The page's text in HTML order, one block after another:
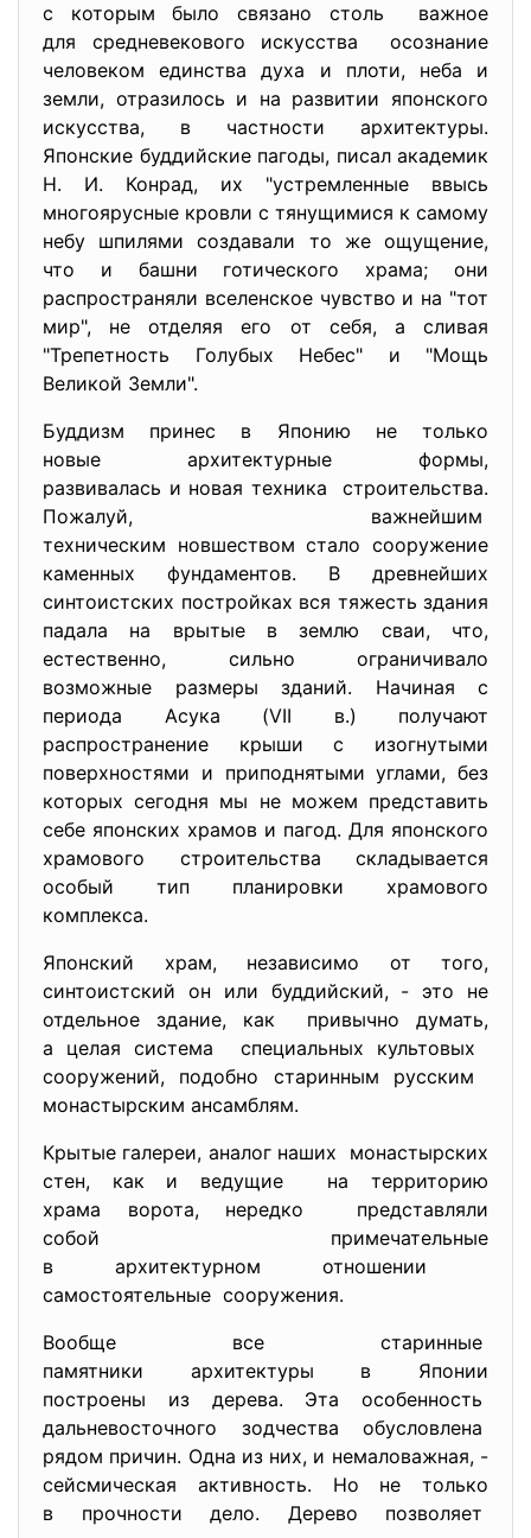
с которым было связано столь важное
для средневекового искусства осознание
человеком единства духа и плоти, неба и
земли, отразилось и на развитии японского
искусства, в частности архитектуры.
Японские буддийские пагоды, писал академик
Н. И. Конрад, их "устремленные ввысь
многоярусные кровли с тянущимися к самому
небу шпилями создавали то же ощущение,
что и башни готического храма; они
распространяли вселенское чувство и на "тот
мир", не отделяя его от себя, а сливая
"Трепетность Голубых Небес" и "Мощь
Великой Земли".
Буддизм принес в Японию не только
новые архитектурные формы,
развивалась и новая техника строительства.
Пожалуй, важнейшим
техническим новшеством стало сооружение
каменных фундаментов. В древнейших
синтоистских постройках вся тяжесть здания
падала на врытые в землю сваи, что,
естественно, сильно ограничивало
возможные размеры зданий. Начиная с
периода Асука (VII в.) получают
распространение крыши с изогнутыми
поверхностями и приподнятыми углами, без
которых сегодня мы не можем представить
себе японских храмов и пагод. Для японского
храмового строительства складывается
особый тип планировки храмового
комплекса.
Японский храм, независимо от того,
синтоистский он или буддийский, - это не
отдельное здание, как привычно думать,
а целая система специальных культовых
сооружений, подобно старинным русским
монастырским ансамблям.
Крытые галереи, аналог наших монастырских
стен, как и ведущие на территорию
храма ворота, нередко представляли
собой примечательные
в архитектурном отношении
самостоятельные сооружения.
Вообще все старинные
памятники архитектуры в Японии
построены из дерева. Эта особенность
дальневосточного зодчества обусловлена
рядом причин. Одна из них, и немаловажная, -
сейсмическая активность. Но не только
в прочности дело. Дерево позволяет